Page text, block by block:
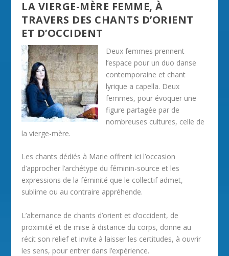
LA VIERGE-MÈRE FEMME, À
TRAVERS DES CHANTS D’ORIENT
ET D’OCCIDENT
Deux femmes prennent
l’espace pour un duo danse
contemporaine et chant
lyrique a capella. Deux
femmes, pour évoquer une
figure partagée par de
nombreuses cultures, celle de
la vierge-mère.
Les chants dédiés à Marie offrent ici l’occasion
d’approcher l’archétype du féminin-source et les
expressions de la féminité que le collectif admet,
sublime ou au contraire appréhende.
L’alternance de chants d’orient et d’occident, de
proximité et de mise à distance du corps, donne au
récit son relief et invite à laisser les certitudes, à ouvrir
les sens, pour entrer dans l’expérience.